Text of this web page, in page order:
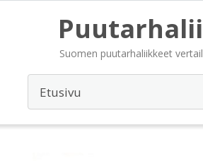
Suomen puutarhaliikkeet